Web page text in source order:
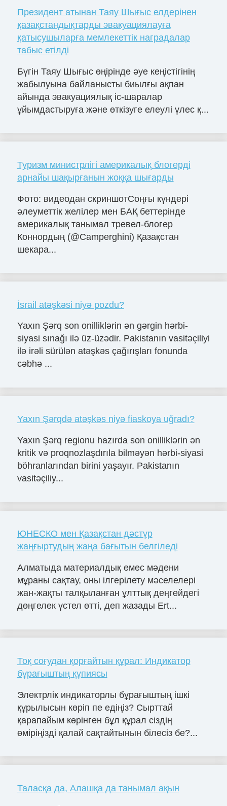
Президент атынан Таяу Шығыс елдерінен
қазақстандықтарды эвакуациялауға
қатысушыларға мемлекеттік наградалар
табыс етілді
Бүгін Таяу Шығыс өңірінде әуе кеңістігінің
жабылуына байланысты биылғы ақпан
айында эвакуациялық іс-шаралар
ұйымдастыруға және өткізуге елеулі үлес қ...
Туризм министрлігі америкалық блогерді
арнайы шақырғанын жоққа шығарды
Фото: видеодан скриншотСоңғы күндері
әлеуметтік желілер мен БАҚ беттерінде
америкалық танымал тревел-блогер
Коннордың (@Camperghini) Қазақстан
шекара...
İsrail atəşkəsi niyə pozdu?
Yaxın Şərq son onilliklərin ən gərgin hərbi-
siyasi sınağı ilə üz-üzədir. Pakistanın vasitəçiliyi
ilə irəli sürülən atəşkəs çağırışları fonunda
cəbhə ...
Yaxın Şərqdə atəşkəs niyə fiaskoya uğradı?
Yaxın Şərq regionu hazırda son onilliklərin ən
kritik və proqnozlaşdırıla bilməyən hərbi-siyasi
böhranlarından birini yaşayır. Pakistanın
vasitəçiliy...
ЮНЕСКО мен Қазақстан дәстүр
жаңғыртудың жаңа бағытын белгіледі
Алматыда материалдық емес мәдени
мұраны сақтау, оны ілгерілету мәселелері
жан-жақты талқыланған ұлттық деңгейдегі
дөңгелек үстел өтті, деп жазады Ert...
Тоқ соғудан қорғайтын құрал: Индикатор
бұрағыштың құпиясы
Электрлік индикаторлы бұрағыштың ішкі
құрылысын көріп пе едіңіз? Сырттай
қарапайым көрінген бұл құрал сіздің
өміріңізді қалай сақтайтынын білесіз бе?...
Таласқа да, Алашқа да танымал ақын